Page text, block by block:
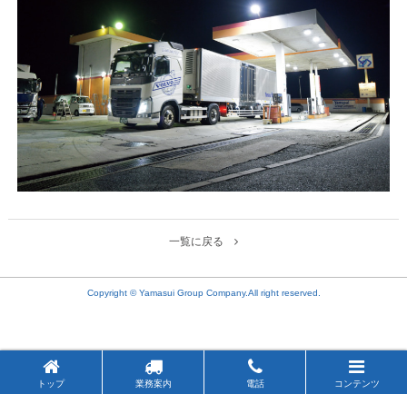
一覧に戻る
Copyright © Yamasui Group Company.All right reserved.
トップ 業務案内 電話 コンテンツ